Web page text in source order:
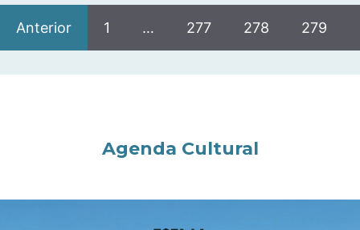
Anterior 1 … 277 278 279
Agenda Cultural